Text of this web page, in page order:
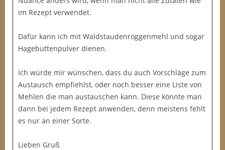
im Rezept verwendet.
Dafür kann ich mit Waldstaudenroggenmehl und sogar
Hagebuttenpulver dienen.
Ich würde mir wünschen, dass du auch Vorschläge zum
Austausch empfiehlst, oder noch besser eine Liste von
Mehlen die man austauschen kann. Diese könnte man
dann bei jedem Rezept anwenden, denn meistens fehlt
es nur an einer Sorte.
Lieben Gruß